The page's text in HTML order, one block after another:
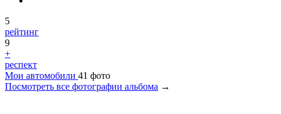
5
рейтинг
9
+
респект
Мои автомобили 41 фото
Посмотреть все фотографии альбома →